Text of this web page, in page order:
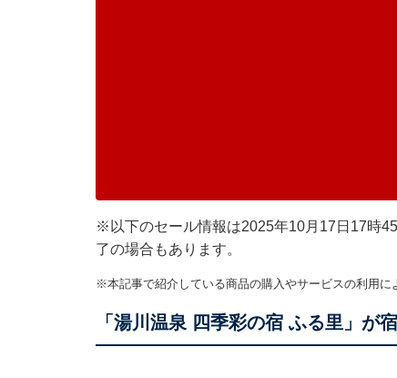
※以下のセール情報は2025年10月17日17時
了の場合もあります。
※本記事で紹介している商品の購入やサービスの利用に
「湯川温泉 四季彩の宿 ふる里」が